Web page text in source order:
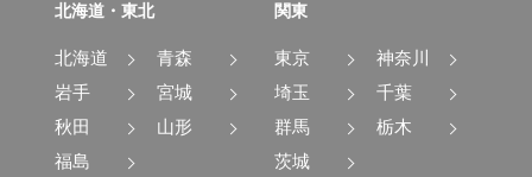
北海道・東北
北海道
青森
岩手
宮城
秋田
山形
福島
関東
東京
神奈川
埼玉
千葉
群馬
栃木
茨城